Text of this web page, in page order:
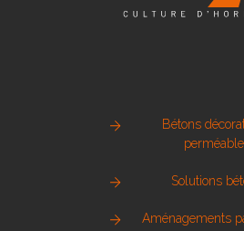
Bétons
Solutions
Aménagements